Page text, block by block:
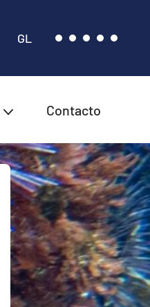
GL
Contacto